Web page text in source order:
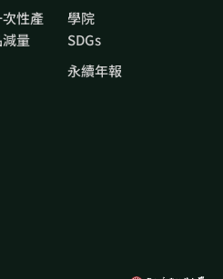
性產
減量
學院
SDGs
永續年報